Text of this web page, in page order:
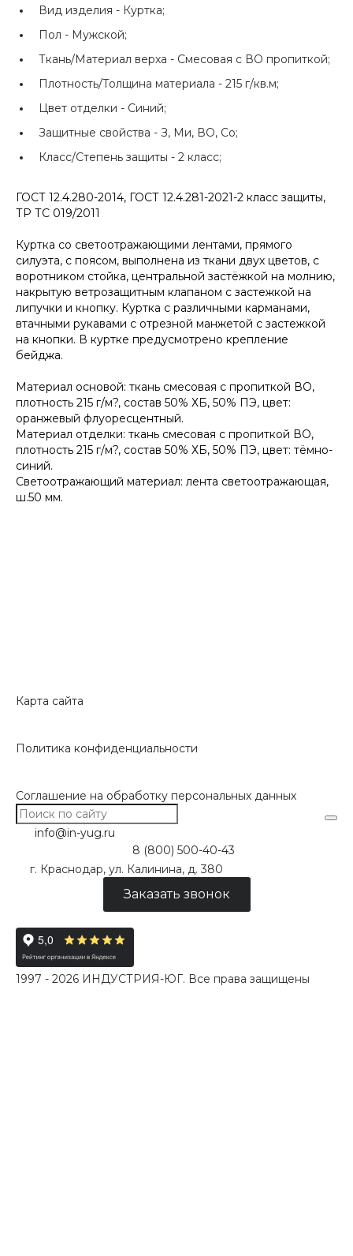
Вид изделия - Куртка;
Пол - Мужской;
Ткань/Материал верха - Смесовая с ВО пропиткой;
Плотность/Толщина материала - 215 г/кв.м;
Цвет отделки - Синий;
Защитные свойства - З, Ми, ВО, Со;
Класс/Степень защиты - 2 класс;
ГОСТ 12.4.280-2014, ГОСТ 12.4.281-2021-2 класс защиты,
ТР ТС 019/2011
Куртка со светоотражающими лентами, прямого
силуэта, с поясом, выполнена из ткани двух цветов, с
воротником стойка, центральной застёжкой на молнию,
накрытую ветрозащитным клапаном с застежкой на
липучки и кнопку. Куртка с различными карманами,
втачными рукавами с отрезной манжетой с застежкой
на кнопки. В куртке предусмотрено крепление
бейджа.
Материал основой: ткань смесовая с пропиткой ВО,
плотность 215 г/м?, состав 50% ХБ, 50% ПЭ, цвет:
оранжевый флуоресцентный.
Материал отделки: ткань смесовая с пропиткой ВО,
плотность 215 г/м?, состав 50% ХБ, 50% ПЭ, цвет: тёмно-
синий.
Светоотражающий материал: лента светоотражающая,
ш.50 мм.
Карта сайта
Политика конфиденциальности
Соглашение на обработку персональных данных
info@in-yug.ru
8 (800) 500-40-43
г. Краснодар, ул. Калинина, д. 380
Заказать звонок
1997 - 2026 ИНДУСТРИЯ-ЮГ. Все права защищены